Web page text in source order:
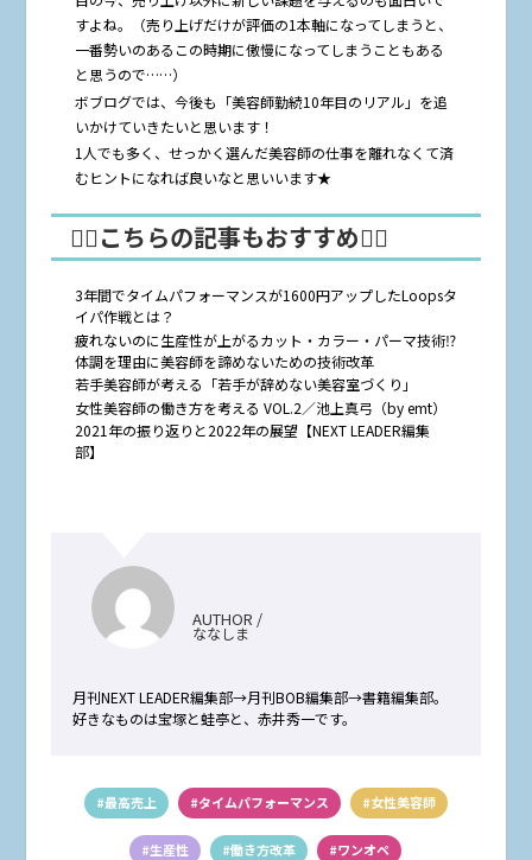
すよね。（売り上げだけが評価の1本軸になってしまうと、
一番勢いのあるこの時期に傲慢になってしまうこともある
と思うので……）
ボブログでは、今後も「美容師勤続10年目のリアル」を追
いかけていきたいと思います！
1人でも多く、せっかく選んだ美容師の仕事を離れなくて済
むヒントになれば良いなと思いいます★
🤸‍♂️こちらの記事もおすすめ🤸‍♀️
3年間でタイムパフォーマンスが1600円アップしたLoopsタ
イパ作戦とは？
疲れないのに生産性が上がるカット・カラー・パーマ技術⁉︎
体調を理由に美容師を諦めないための技術改革
若手美容師が考える「若手が辞めない美容室づくり」
女性美容師の働き方を考える VOL.2／池上真弓（by emt）
2021年の振り返りと2022年の展望【NEXT LEADER編集
部】
AUTHOR /
ななしま
月刊NEXT LEADER編集部→月刊BOB編集部→書籍編集部。
好きなものは宝塚と蛙亭と、赤井秀一です。
#最高売上 #タイムパフォーマンス #女性美容師
#生産性 #働き方改革 #ワンオペ